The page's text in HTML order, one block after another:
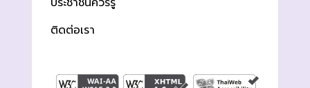
ติดต่อเรา